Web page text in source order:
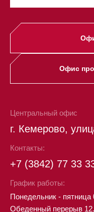
Офис
Центральный офис
г. Кемерово,
Контакты:
+7 (3842) 77 33
График работы:
Понедельник - пятница
Обеденный перерыв